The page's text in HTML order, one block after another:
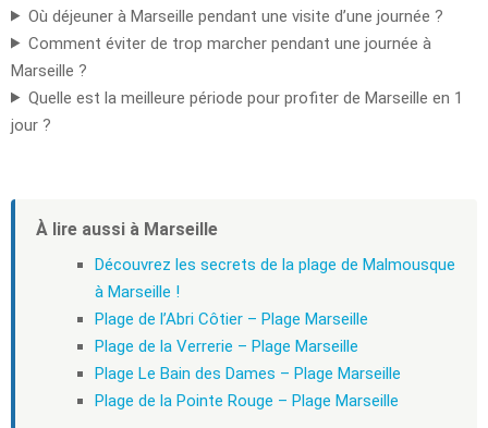
Où déjeuner à Marseille pendant une visite d’une journée ?
Comment éviter de trop marcher pendant une journée à
Marseille ?
Quelle est la meilleure période pour profiter de Marseille en 1
jour ?
À lire aussi à Marseille
Découvrez les secrets de la plage de Malmousque
à Marseille !
Plage de l’Abri Côtier – Plage Marseille
Plage de la Verrerie – Plage Marseille
Plage Le Bain des Dames – Plage Marseille
Plage de la Pointe Rouge – Plage Marseille